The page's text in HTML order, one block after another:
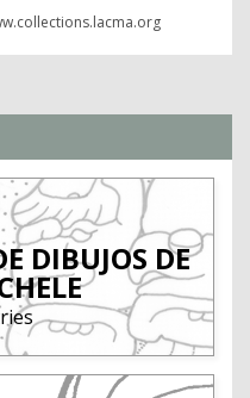
DIBUJOS DE